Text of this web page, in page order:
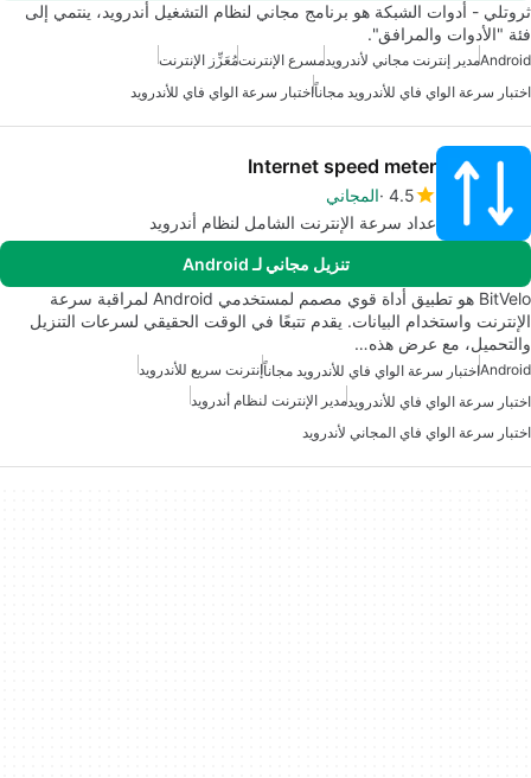
ثروتلي - أدوات الشبكة هو برنامج مجاني لنظام التشغيل أندرويد، ينتمي إلى
فئة "الأدوات والمرافق".
Androidمدير إنترنت مجاني لأندرويدمسرع الإنترنتمُعَزِّز الإنترنت
اختبار سرعة الواي فاي للأندرويد مجاناًاختبار سرعة الواي فاي للأندرويد
Internet speed meter
4.5 المجاني
عداد سرعة الإنترنت الشامل لنظام أندرويد
تنزيل مجاني لـ Android
BitVelo هو تطبيق أداة قوي مصمم لمستخدمي Android لمراقبة سرعة
الإنترنت واستخدام البيانات. يقدم تتبعًا في الوقت الحقيقي لسرعات التنزيل
والتحميل، مع عرض هذه…
Androidاختبار سرعة الواي فاي للأندرويد مجاناًإنترنت سريع للأندرويد
اختبار سرعة الواي فاي للأندرويدمدير الإنترنت لنظام أندرويد
اختبار سرعة الواي فاي المجاني لأندرويد